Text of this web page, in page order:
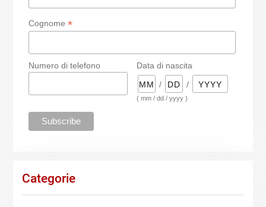
Cognome *
Numero di telefono
Data di nascita
/
/
( mm / dd / yyyy )
Categorie